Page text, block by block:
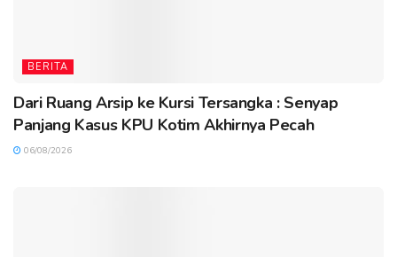
BERITA
Dari Ruang Arsip ke Kursi Tersangka : Senyap
Panjang Kasus KPU Kotim Akhirnya Pecah
06/08/2026